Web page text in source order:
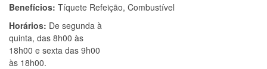
Benefícios: Tíquete Refeição, Combustível
Horários: De segunda à
quinta, das 8h00 às
18h00 e sexta das 9h00
às 18h00.